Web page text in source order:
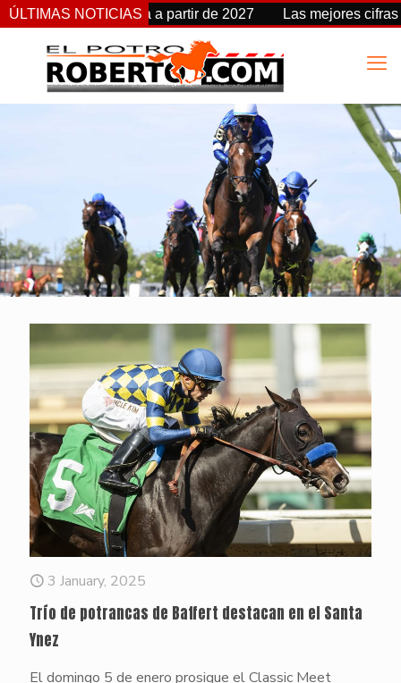
ÚLTIMAS NOTICIAS
de fecha a partir de 2027 Las mejores cifras Beyer
3 January, 2025
Trío de potrancas de Baffert destacan en el Santa
Ynez
El domingo 5 de enero prosigue el Classic Meet